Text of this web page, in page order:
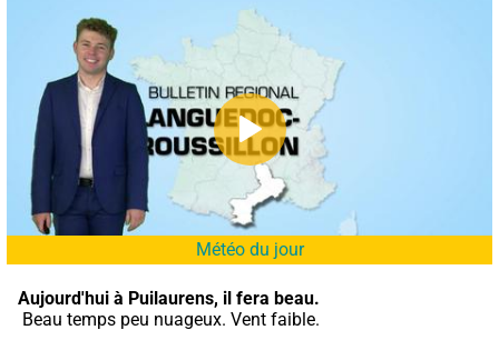
Météo du jour
Aujourd'hui à Puilaurens, il fera beau.
Beau temps peu nuageux. Vent faible.